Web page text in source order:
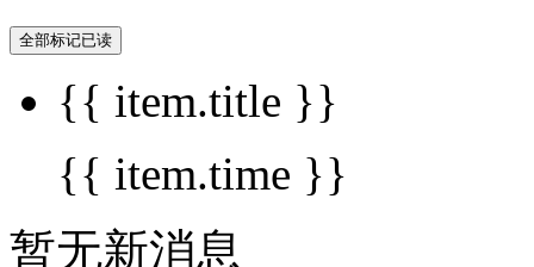
全部标记已读
{{ item.title }}
{{ item.time }}
暂无新消息